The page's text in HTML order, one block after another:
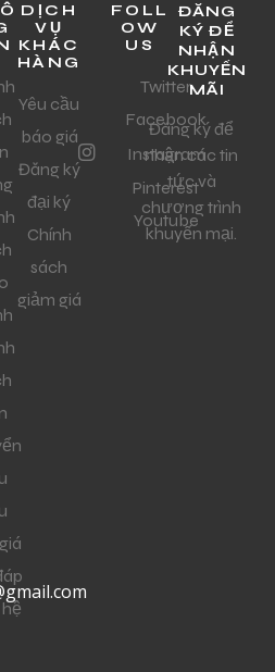
DỊCH
VỤ
KHÁC
HÀNG
Yêu cầu
báo giá
Đăng ký
đại ký
Chính
sách
giảm giá
FOLL
OW
US
Twitter
Facebook
Instagram
Pinterest
Youtube
ĐĂNG
KÝ ĐỂ
NHẬN
KHUYẾN
MÃI
Đăng ký để
nhận các tin
tức và
chương trình
khuyến mại.